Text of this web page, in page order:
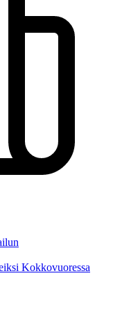
Kokkovuoressa